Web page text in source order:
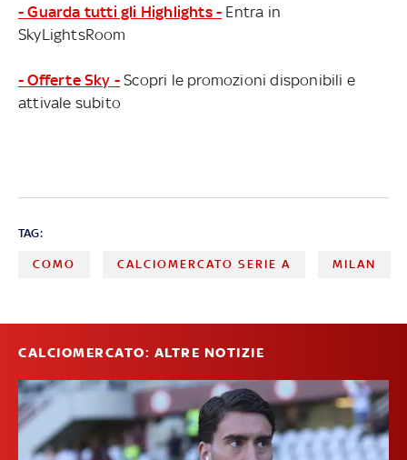
- Guarda tutti gli Highlights - Entra in
SkyLightsRoom
- Offerte Sky - Scopri le promozioni disponibili e
attivale subito
TAG:
COMO CALCIOMERCATO SERIE A MILAN
CALCIOMERCATO: ALTRE NOTIZIE